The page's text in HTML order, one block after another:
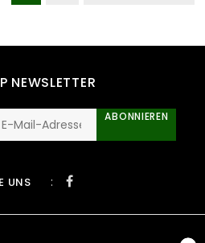
NEWSLETTER
ABONNIEREN
UNS :